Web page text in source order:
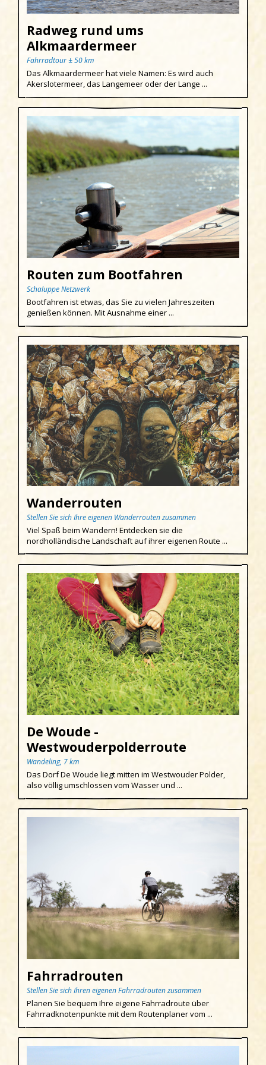
Egmond aan Zee
Groet
Hargen aan Zee
Heemskerk
Heerhugowaard
Heiloo
Limmen
Region
Schoorl
Sint Maartenszee
Uitgeest
Wijk aan Zee
Radweg rund ums
Alkmaardermeer
Fahrradtour ± 50 km
Das Alkmaardermeer hat viele Namen: Es wird auch
Akerslotermeer, das Langemeer oder der Lange ...
Routen zum Bootfahren
Schaluppe Netzwerk
Bootfahren ist etwas, das Sie zu vielen Jahreszeiten
genießen können. Mit Ausnahme einer ...
Wanderrouten
Stellen Sie sich Ihre eigenen Wanderrouten zusammen
Viel Spaß beim Wandern! Entdecken sie die
nordholländische Landschaft auf ihrer eigenen Route ...
De Woude -
Westwouderpolderroute
Wandeling, 7 km
Das Dorf De Woude liegt mitten im Westwouder Polder,
also völlig umschlossen vom Wasser und ...
Fahrradrouten
Stellen Sie sich Ihren eigenen Fahrradrouten zusammen
Planen Sie bequem Ihre eigene Fahrradroute über
Fahrradknotenpunkte mit dem Routenplaner vom ...